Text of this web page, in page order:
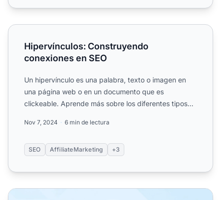
Hipervínculos: Construyendo conexiones en SEO
Hipervínculos: Construyendo
conexiones en SEO
Un hipervínculo es una palabra, texto o imagen en
una página web o en un documento que es
clickeable. Aprende más sobre los diferentes tipos
Nov 7, 2024 6 min de lectura
SEO AffiliateMarketing +3
¿Por qué son importantes los enlaces en un sitio web?